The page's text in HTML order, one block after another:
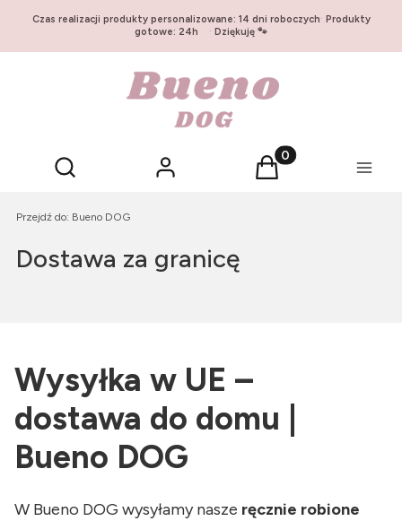
Czas realizacji produkty personalizowane: 14 dni roboczych· Produkty
gotowe: 24h · Dziękuję 🐾
Otwórz wyszukiwarkę
Szukaj Zaloguj się Produkty w
Koszyk Menu
Przejdź do: Bueno DOG
Dostawa za granicę
Wysyłka w UE –
dostawa do domu |
Bueno DOG
W Bueno DOG wysyłamy nasze ręcznie robione